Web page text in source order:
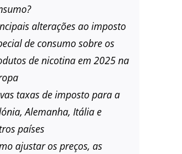
alterações ao imposto
de consumo sobre os
de nicotina em 2025 na
taxas de imposto para a
Alemanha, Itália e
países
ajustar os preços, as